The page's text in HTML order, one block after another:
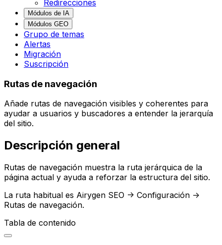
Redirecciones
Módulos de IA
Módulos GEO
Grupo de temas
Alertas
Migración
Suscripción
Rutas de navegación
Añade rutas de navegación visibles y coherentes para
ayudar a usuarios y buscadores a entender la jerarquía
del sitio.
Descripción general
Rutas de navegación muestra la ruta jerárquica de la
página actual y ayuda a reforzar la estructura del sitio.
La ruta habitual es Airygen SEO -> Configuración ->
Rutas de navegación.
Tabla de contenido